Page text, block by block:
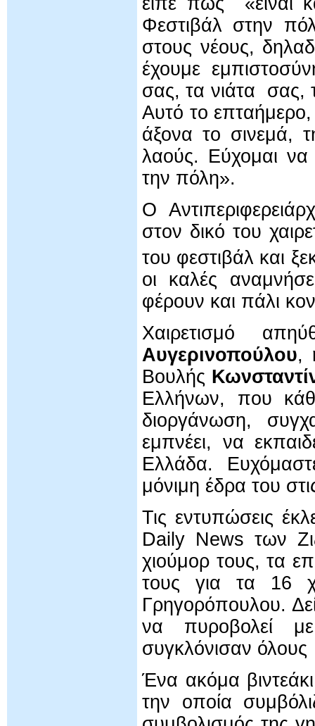
Φεστιβάλ στην
στους νέους,
έχουμε
σας, τα νιάτα σας,
Αυτό το
άξονα το σινεμά,
λαούς. Εύχομαι
την πόλη».
Ο
στον δικό του
του φεστιβάλ και
οι καλές
φέρουν και πάλι
Χαιρετισμό
Αυγερινοπούλου,
Βουλής
Ελλήνων, που
διοργάνωση,
εμπνέει, να
Ελλάδα.
μόνιμη έδρα του
Τις εντυπώσεις
Daily News των
χιούμορ τους, τα
τους για τα 16
Γρηγορόπουλου.
να πυροβολεί
συγκλόνισαν όλους
Ένα ακόμα
την οποία